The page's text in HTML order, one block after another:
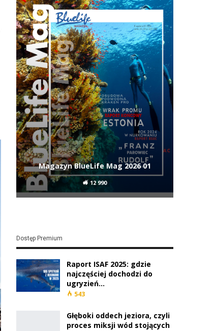
Magazyn BlueLife Mag 2026 01
12 990
Dostęp Premium
Raport ISAF 2025: gdzie
najczęściej dochodzi do
ugryzień…
543
Głęboki oddech jeziora, czyli
proces miksji wód stojących